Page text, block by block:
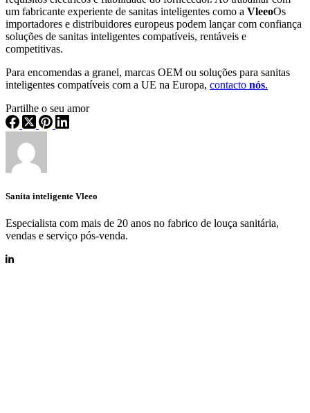
um fabricante experiente de sanitas inteligentes como a VleeoOs
importadores e distribuidores europeus podem lançar com confiança
soluções de sanitas inteligentes compatíveis, rentáveis e
competitivas.
Para encomendas a granel, marcas OEM ou soluções para sanitas
inteligentes compatíveis com a UE na Europa, contacto nós.
Partilhe o seu amor
Sanita inteligente Vleeo
Especialista com mais de 20 anos no fabrico de louça sanitária,
vendas e serviço pós-venda.